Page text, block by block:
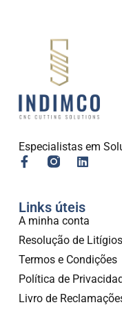
Especialistas em
Links úteis
A minha conta
Resolução de
Termos e Condições
Política de
Livro de